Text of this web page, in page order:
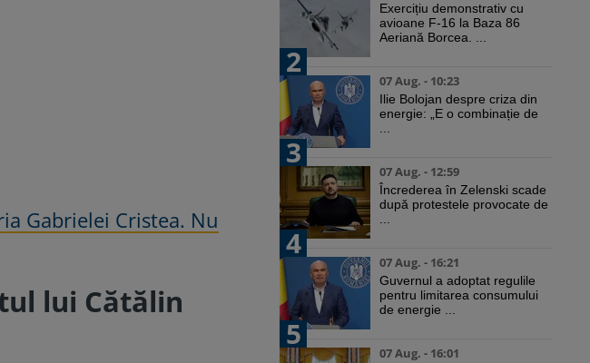
Gabrielei Cristea. Nu
lui Cătălin
Exercițiu demonstrativ cu
avioane F-16 la Baza 86
Aeriană Borcea. ...
2
07 Aug. - 10:23
Ilie Bolojan despre criza din
energie: „E o combinație de
3
07 Aug. - 12:59
Încrederea în Zelenski scade
după protestele provocate de
4
07 Aug. - 16:21
Guvernul a adoptat regulile
pentru limitarea consumului
de energie ...
5
07 Aug. - 16:01